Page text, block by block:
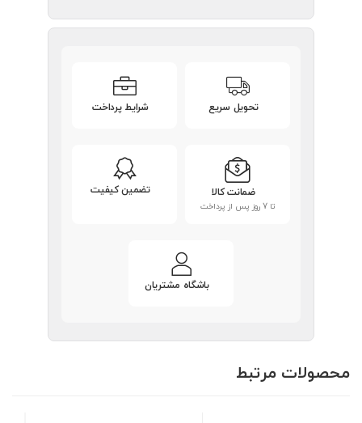
تحویل سریع شرایط پرداخت
ضمانت کالا
تا 7 روز پس از پرداخت
تضمین کیفیت
باشگاه مشتریان
محصولات مرتبط